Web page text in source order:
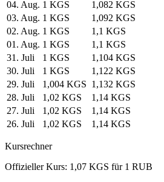
04. Aug. 1 KGS
1,082 KGS
03. Aug. 1 KGS
1,092 KGS
02. Aug. 1 KGS
1,1 KGS
01. Aug. 1 KGS
1,1 KGS
31. Juli
1 KGS
1,104 KGS
30. Juli
1 KGS
1,122 KGS
29. Juli
1,004 KGS 1,132 KGS
28. Juli
1,02 KGS
1,14 KGS
27. Juli
1,02 KGS
1,14 KGS
26. Juli
1,02 KGS 1,14 KGS
Kursrechner
Offizieller Kurs: 1,07 KGS für 1 RUB